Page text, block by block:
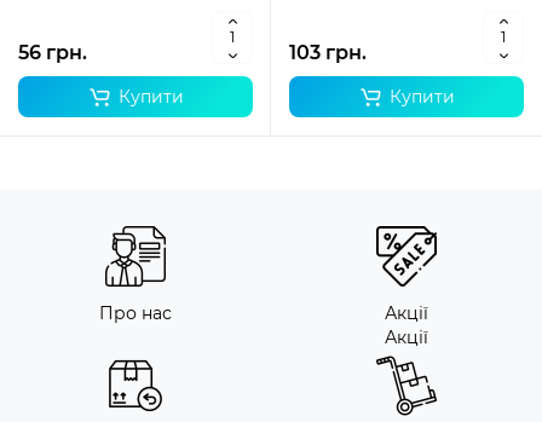
56 грн.
Купити
103 грн.
Купити
Про нас
Акції
Акції